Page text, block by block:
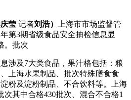
莹 记者刘浩）
上海市市场监督管
第3期省级食品安全抽检信息显
。批次
涉及7大类食品，果汁格包括：粮
上海水果制品、批次特殊膳食食
淀粉及淀粉制品、不合饮料等。上海
次其中合格430批次、混合不合格1